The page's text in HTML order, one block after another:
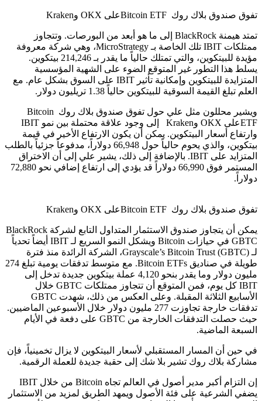
تفوق صندوق بلاك روك Bitcoin ETFعلى OKX وKraken
تمتد هيمنة BlackRock إلى ما هو أبعد من البورصات. وتتجاوز
ممتلكات IBIT تلك الخاصة بـ MicroStrategy، وهي شركة معروفة
مؤيدة للبيتكوين، والتي تمتلك حالياً ما يقدر بـ 214,246 بيتكوين.
يسلط هذا التطور غير المتوقع الضوء على الشهية المؤسسية
المتزايدة للبيتكوين وإمكانية تأثير IBIT على السوق بشكل عام. مع
العلم تبلغ القيمة السوقية للبيتكوين حالياً 1.38 تريليون دولار.
ويشير محللون مثل علي حول تفوق صندوق بلاك روك Bitcoin
ETFعلى OKX وKraken إلى وجود علاقة محتملة بين نمو IBIT
وارتفاع أسعار البيتكوين. يمكن أن يكون الارتفاع الأخير في قيمة
بيتكوين، والذي يحوم حالياً حول 66,948 دولاراً، مدفوعاً جزئياً بالطلب
المتزايد على IBIT. بالإضافة إلى ذلك، يشير علي إلى أن الاختراق
المستمر فوق 66,990 دولاراً قد يؤدي إلى ارتفاع إضافي نحو 72,880
دولاراً.
تفوق صندوق بلاك روك Bitcoin ETFعلى OKX وKraken
يمكن أن يتجاوز صندوق الاستثمار المتداول التابع لشركة BlackRock
GBTC في حيازات Bitcoin ويشكل النمو السريع لـ IBIT أيضاً تحدياً
لـ Grayscale’s Bitcoin Trust (GBTC)، الشركة الرائدة منذ فترة
طويلة في صناديق Bitcoin ETFs. مع متوسط ​​تدفقات يومية تبلغ 274
مليون دولار وما يقدر بنحو 4,120 عملة بيتكوين جديدة تدخل إلى
IBIT كل يوم، فمن المتوقع أن تتجاوز ممتلكات GBTC خلال
الأسابيع الثلاثة المقبلة. وعلى العكس من ذلك، شهدت GBTC
تدفقات خارجة تجاوزت 277 مليون دولار خلال الأسبوعين الماضيين.
حيث حصلت التدفقات الخارجة من GBTC على دفعة في الأيام
السبعة الماضية.
في حين أن المسار المستقبلي لأسعار البيتكوين لا يزال تخمينياً، فإن
مشاركة بلاك روك تشير بلا شك إلى حقبة جديدة للعملة الرقمية.
إن التزام أكبر مدير أصول في العالم تجاه Bitcoin من خلال IBIT
يضفي الشرعية على فئة الأصول ويمهد الطريق لمزيد من الاستثمار